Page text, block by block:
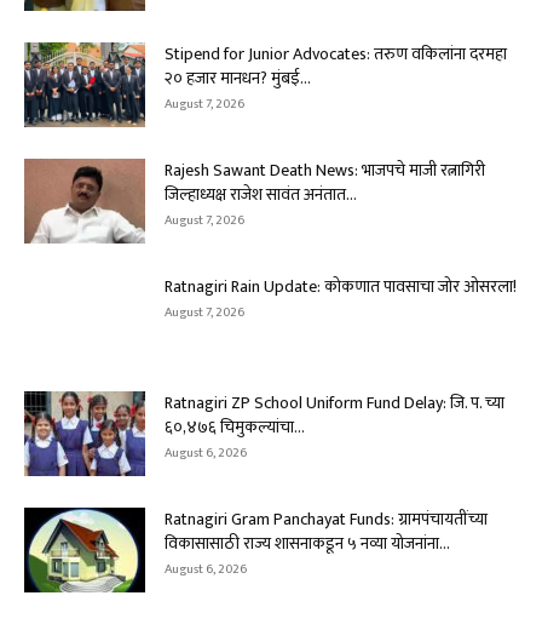
Stipend for Junior Advocates: तरुण वकिलांना दरमहा
₹२० हजार मानधन? मुंबई...
August 7, 2026
Rajesh Sawant Death News: भाजपचे माजी रत्नागिरी
जिल्हाध्यक्ष राजेश सावंत अनंतात...
August 7, 2026
Ratnagiri Rain Update: कोकणात पावसाचा जोर ओसरला!
August 7, 2026
Ratnagiri ZP School Uniform Fund Delay: जि. प. च्या
६०,४७६ चिमुकल्यांचा...
August 6, 2026
Ratnagiri Gram Panchayat Funds: ग्रामपंचायतींच्या
विकासासाठी राज्य शासनाकडून ५ नव्या योजनांना...
August 6, 2026